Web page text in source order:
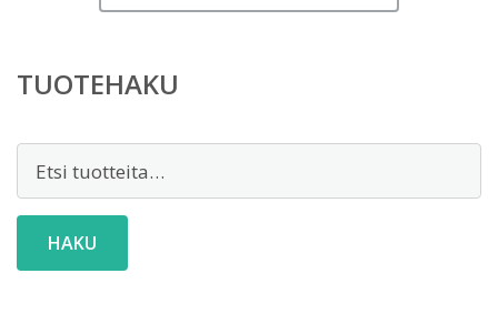
on:
TUOTEHAKU
HAKU